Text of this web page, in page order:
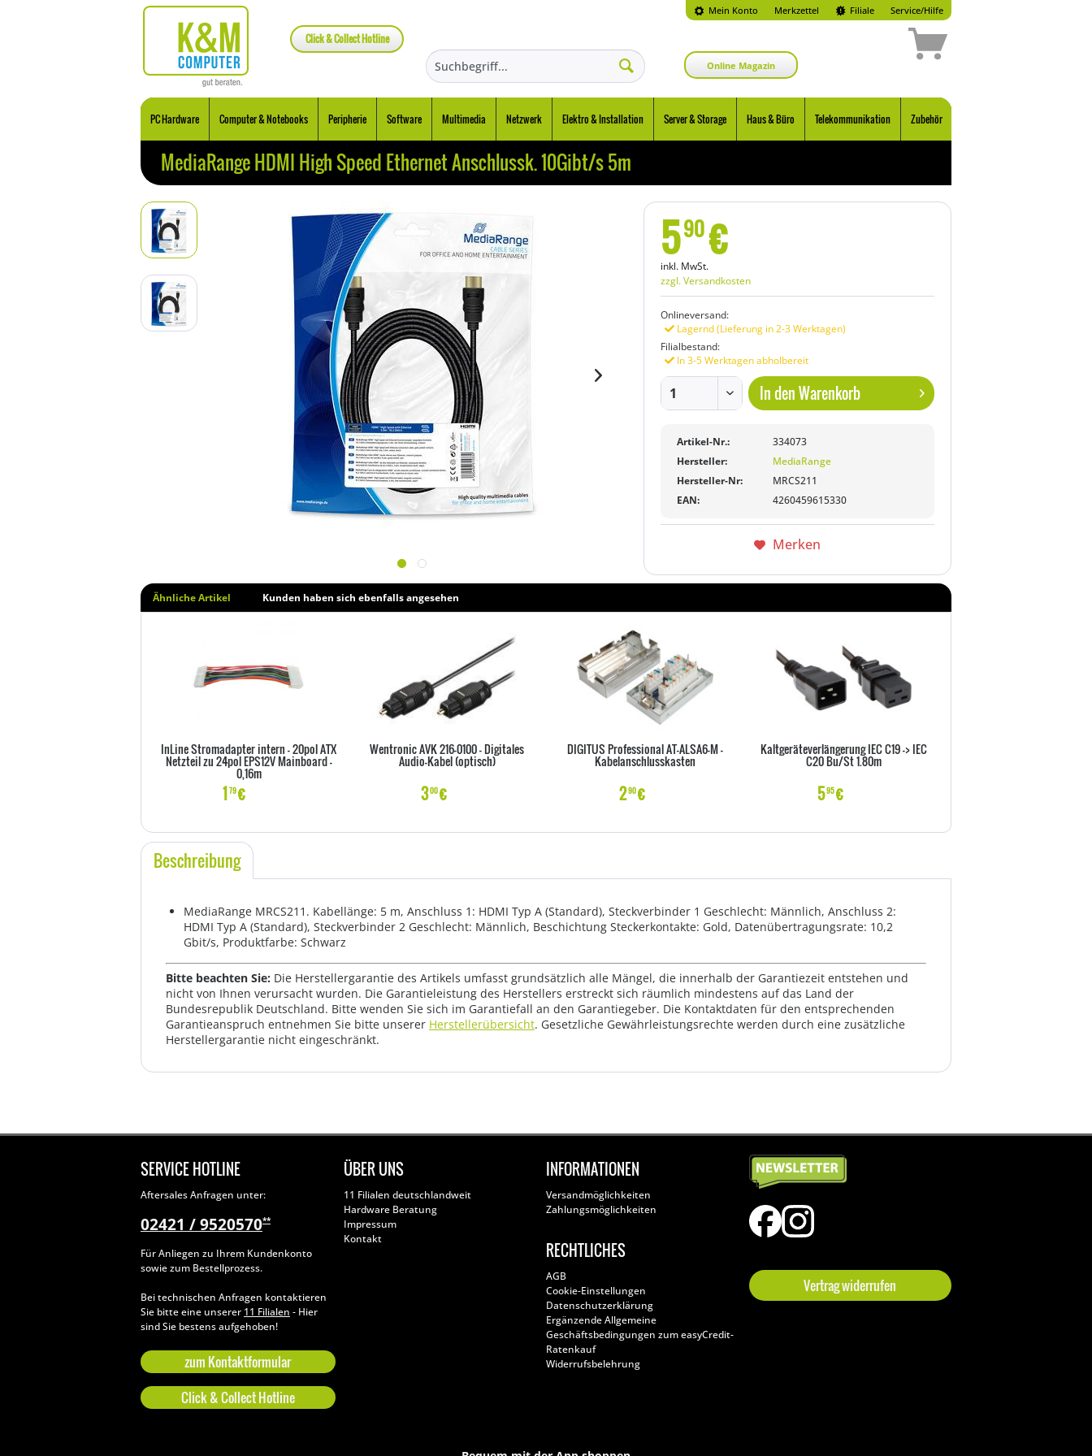
Mein Konto Merkzettel
Click & Collect Hotline
Filiale Service/Hilfe
Online Magazin
PC Hardware Computer & Notebooks Peripherie Software Multimedia Netzwerk Elektro & Installation Server & Storage Haus & Büro Telekommunikation Zubehör
MediaRange HDMI High Speed Ethernet Anschlussk. 10Gibt/s 5m
590€
inkl. MwSt.
zzgl. Versandkosten
Onlineversand:
Lagernd (Lieferung in 2-3 Werktagen)
Filialbestand:
In 3-5 Werktagen abholbereit
In denWarenkorb
Artikel-Nr.:
334073
Hersteller:
MediaRange
Hersteller-Nr:
MRCS211
EAN:
4260459615330
Merken
Ähnliche Artikel Kunden haben sich ebenfalls angesehen
InLine Stromadapter intern - 20pol ATX
Netzteil zu 24pol EPS12V Mainboard -
0,16m
1 79€
Wentronic AVK 216-0100 - Digitales
Audio-Kabel (optisch)
300€
DIGITUS Professional AT-ALSA6-M -
Kabelanschlusskasten
290€
Kaltgeräteverlängerung IEC C19 -> IEC
C20 Bu/St 1.80m
595€
Beschreibung
MediaRange MRCS211. Kabellänge: 5 m, Anschluss 1: HDMI Typ A (Standard), Steckverbinder 1 Geschlecht: Männlich, Anschluss 2:
HDMI Typ A (Standard), Steckverbinder 2 Geschlecht: Männlich, Beschichtung Steckerkontakte: Gold, Datenübertragungsrate: 10,2
Gbit/s, Produktfarbe: Schwarz
Bitte beachten Sie: Die Herstellergarantie des Artikels umfasst grundsätzlich alle Mängel, die innerhalb der Garantiezeit entstehen und
nicht von Ihnen verursacht wurden. Die Garantieleistung des Herstellers erstreckt sich räumlich mindestens auf das Land der
Bundesrepublik Deutschland. Bitte wenden Sie sich im Garantiefall an den Garantiegeber. Die Kontaktdaten für den entsprechenden
Garantieanspruch entnehmen Sie bitte unserer Herstellerübersicht. Gesetzliche Gewährleistungsrechte werden durch eine zusätzliche
Herstellergarantie nicht eingeschränkt.
SERVICE HOTLINE
Aftersales Anfragen unter:
02421 / 9520570**
Für Anliegen zu Ihrem Kundenkonto
sowie zum Bestellprozess.
Bei technischen Anfragen kontaktieren
Sie bitte eine unserer 11 Filialen - Hier
sind Sie bestens aufgehoben!
zum Kontaktformular
Click & Collect Hotline
ÜBER UNS
11 Filialen deutschlandweit
Hardware Beratung
Impressum
Kontakt
INFORMATIONEN
Versandmöglichkeiten
Zahlungsmöglichkeiten
RECHTLICHES
AGB
Cookie-Einstellungen
Datenschutzerklärung
Ergänzende Allgemeine
Geschäftsbedingungen zum easyCredit-
Ratenkauf
Widerrufsbelehrung
Vertrag widerrufen